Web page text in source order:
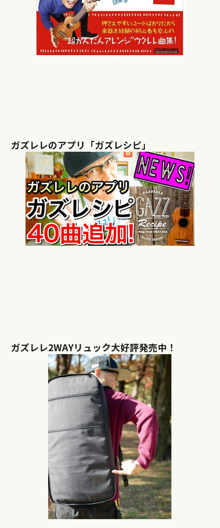
ガズレレのアプリ「ガズレシピ」
ガズレレ2WAYリュック大好評発売中！